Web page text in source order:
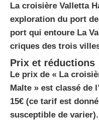
La croisière Valletta
exploration du port
port qui entoure La
criques des trois
Prix et réductions
Le prix de « La
Malte » est classé de
15€ (ce tarif est
susceptible de varier).